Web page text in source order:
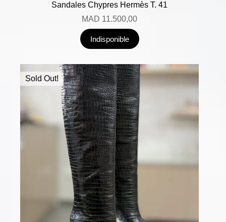
Sandales Chypres Hermès T. 41
MAD 11.500,00
Indisponible
Sold Out!